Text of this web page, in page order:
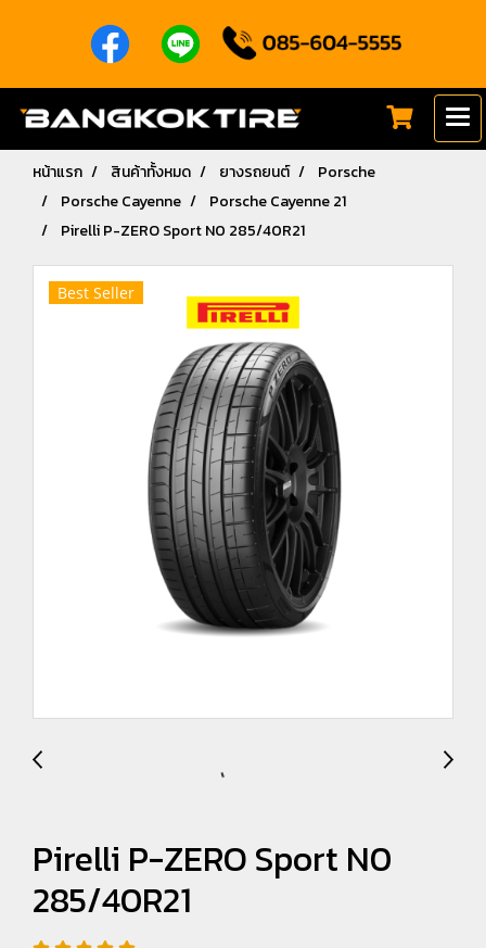
หน้าแรก สินค้าทั้งหมด ยางรถยนต์
Porsche
Porsche Cayenne
Porsche Cayenne 21
Pirelli P-ZERO Sport N0 285/40R21
Best Seller
Pirelli P-ZERO Sport N0
285/40R21